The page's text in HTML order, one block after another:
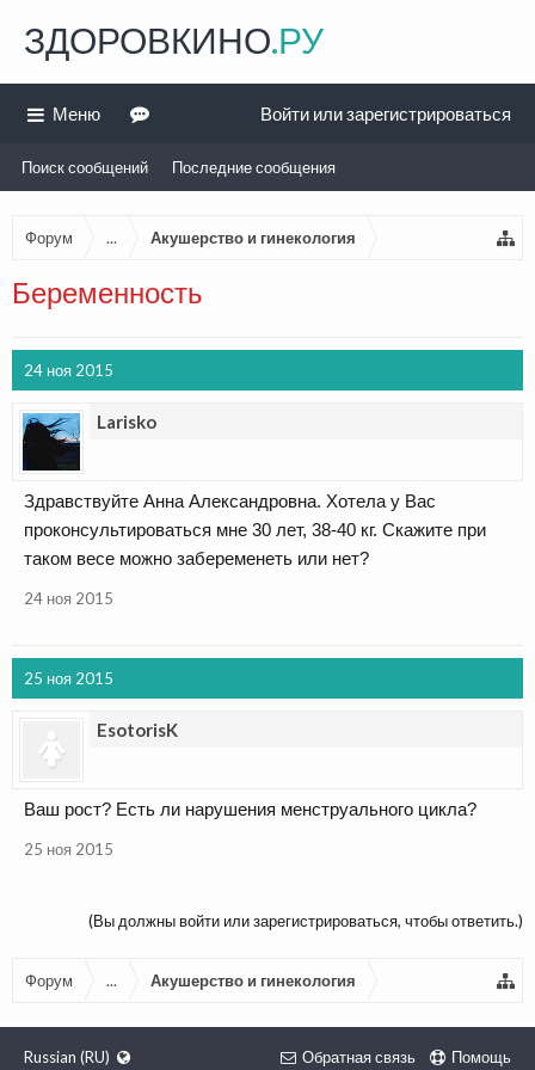
Форум ... Акушерство и гинекология
Беременность
24 ноя 2015
Larisko
Здравствуйте Анна Александровна. Хотела у Вас
проконсультироваться мне 30 лет, 38-40 кг. Скажите при
таком весе можно забеременеть или нет?
24 ноя 2015
25 ноя 2015
EsotorisK
Ваш рост? Есть ли нарушения менструального цикла?
25 ноя 2015
(Вы должны войти или зарегистрироваться, чтобы ответить.)
Форум ... Акушерство и гинекология
ЗДОРОВКИНО.РУ
Меню
Поиск сообщений Последние сообщения
Войти или зарегистрироваться
Russian (RU) Обратная связь Помощь